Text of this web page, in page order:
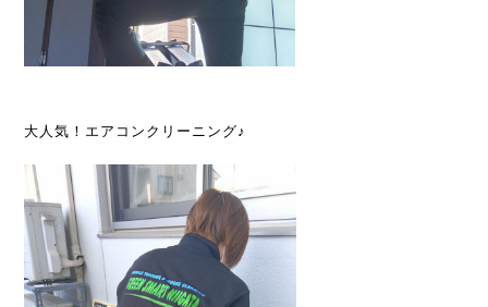
大人気！エアコンクリーニング♪